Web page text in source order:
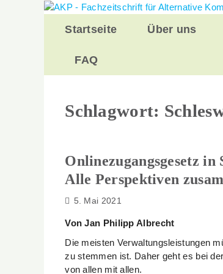
Zurück
InhaltStartseite Über uns
FAQ
Schlagwort:
Onlinezugangsgesetz in
Alle Perspektiven
5. Mai 2021
Von Jan Philipp Albrecht
Die meisten Verwaltungsleistungen
zu stemmen ist. Daher geht es bei
von allen mit allen.